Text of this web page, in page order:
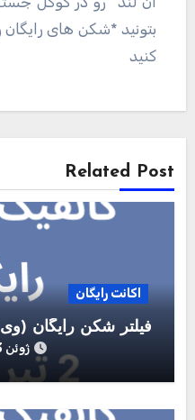
بتونید *شکن های
کنید
راهبری
Related Post
اکانت رایگان
فیلتر شکن رایگان (وی تو ری)
ژوئن 23, 2026